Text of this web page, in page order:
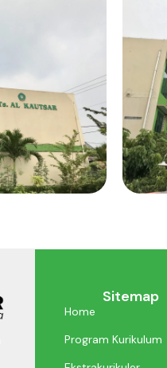
Sitemap
Home
Program Kurikulum